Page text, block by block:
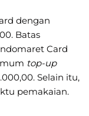
dengan
Batas
Card
top-up
Selain itu,
pemakaian.